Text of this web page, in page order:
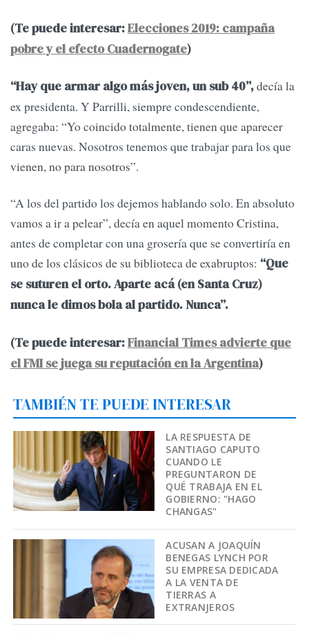
(Te puede interesar:Elecciones 2019: campaña
pobre y el efecto Cuadernogate)
“Hay que armar algo más joven, un sub 40”,decía la
ex presidenta. Y Parrilli, siempre condescendiente,
agregaba: “Yo coincido totalmente, tienen que aparecer
caras nuevas. Nosotros tenemos que trabajar para los que
vienen, no para nosotros”.
“A los del partido los dejemos hablando solo. En absoluto
vamos a ir a pelear”, decía en aquel momento Cristina,
antes de completar con una grosería que se convertiría en
uno de los clásicos de su biblioteca de exabruptos: “Que
se suturen el orto. Aparte acá (en Santa Cruz)
nunca le dimos bola al partido. Nunca”.
(Te puede interesar:Financial Times advierte que
el FMI se juega su reputación en la Argentina)
TAMBIÉN TE PUEDE INTERESAR
LA RESPUESTA DE
SANTIAGO CAPUTO
CUANDO LE
PREGUNTARON DE
QUÉ TRABAJA EN EL
GOBIERNO: "HAGO
CHANGAS"
ACUSAN A JOAQUÍN
BENEGAS LYNCH POR
SU EMPRESA DEDICADA
A LA VENTA DE
TIERRAS A
EXTRANJEROS